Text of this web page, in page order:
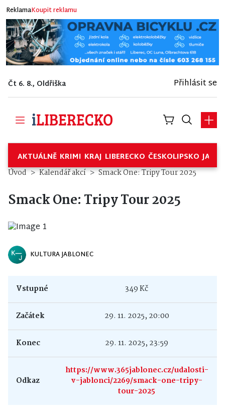
ReklamaKoupit reklamu
Čt 6. 8., Oldřiška Přihlásit se
AKTUÁLNĚ KRIMI KRAJ LIBERECKO ČESKOLIPSKO
Úvod Kalendář akcí Smack One: Tripy Tour 2025
Smack One: Tripy Tour 2025
KULTURA JABLONEC
Vstupné 349 Kč
Začátek 29. 11. 2025, 20:00
Konec 29. 11. 2025, 23:59
Odkaz
https://www.365jablonec.cz/udalosti-
v-jablonci/2269/smack-one-tripy-
tour-2025